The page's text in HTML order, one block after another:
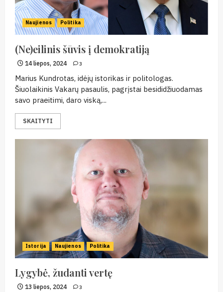
Naujienos Politika
(Ne)eilinis šūvis į demokratiją
14 liepos, 2024 3
Marius Kundrotas, idėjų istorikas ir politologas.
Šiuolaikinis Vakarų pasaulis, pagrįstai besididžiuodamas
savo praeitimi, daro viską,...
SKAITYTI
Istorija Naujienos Politika
Lygybė, žudanti vertę
13 liepos, 2024 3